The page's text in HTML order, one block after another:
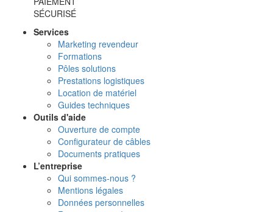
SÉCURISÉ
Services
Marketing revendeur
Formations
Pôles solutions
Prestations logistiques
Location de matériel
Guides techniques
Outils d'aide
Ouverture de compte
Configurateur de câbles
Documents pratiques
L’entreprise
Qui sommes-nous ?
Mentions légales
Données personnelles